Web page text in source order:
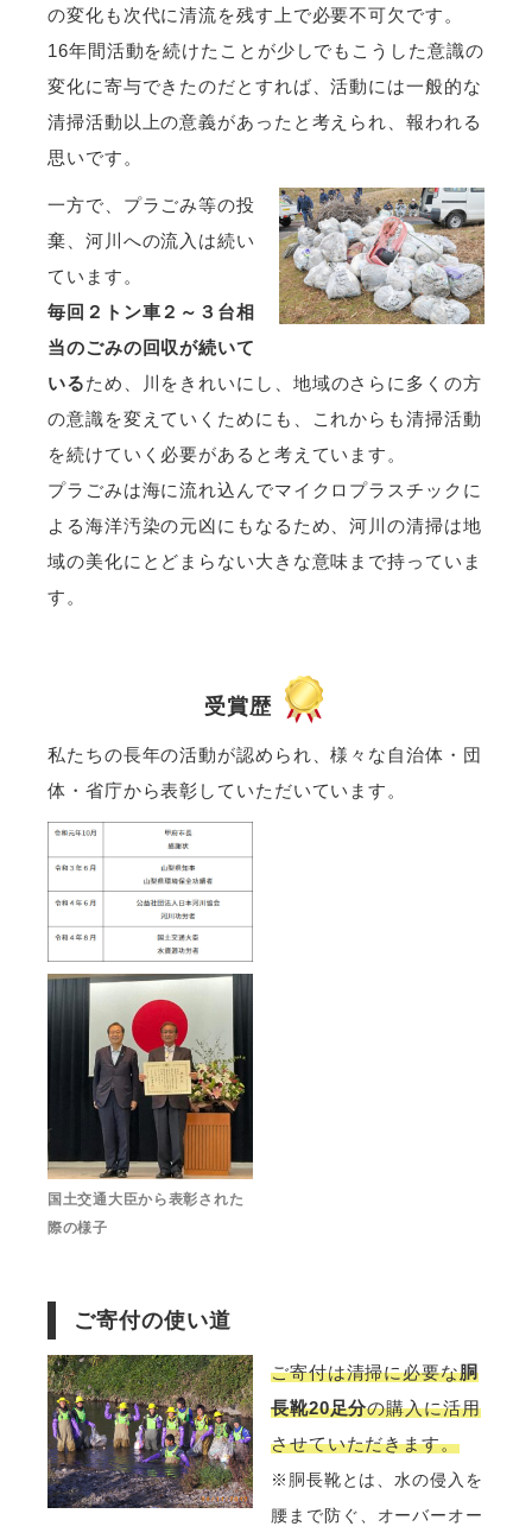
の変化も次代に清流を残す上で必要不可欠です。
16年間活動を続けたことが少しでもこうした意識の
変化に寄与できたのだとすれば、活動には一般的な
清掃活動以上の意義があったと考えられ、報われる
思いです。
一方で、プラごみ等の投
棄、河川への流入は続い
ています。
毎回２トン車２～３台相
当のごみの回収が続いて
いるため、川をきれいにし、地域のさらに多くの方
の意識を変えていくためにも、これからも清掃活動
を続けていく必要があると考えています。
プラごみは海に流れ込んでマイクロプラスチックに
よる海洋汚染の元凶にもなるため、河川の清掃は地
域の美化にとどまらない大きな意味まで持っていま
す。
受賞歴
私たちの長年の活動が認められ、様々な自治体・団
体・省庁から表彰していただいています。
国土交通大臣から表彰された
際の様子
ご寄付の使い道
ご寄付は清掃に必要な胴
長靴20足分の購入に活用
させていただきます。
※胴長靴とは、水の侵入を
腰まで防ぐ、オーバーオー